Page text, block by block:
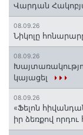
Վարդան
08.09.26
Նիկոլը
08.09.26
կայացել
08.09.26
«Ֆելոն
իր ձեռքով